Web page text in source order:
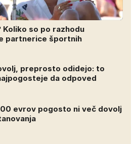
so po razhodu
partnerice športnih
preprosto odidejo: to
da odpoved
evrov pogosto ni več dovolj